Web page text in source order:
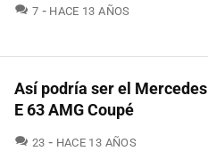
7 COMENTARIOS
HACE 13 AÑOS
Así podría ser el Mercedes
E 63 AMG Coupé
23 COMENTARIOS
HACE 13 AÑOS